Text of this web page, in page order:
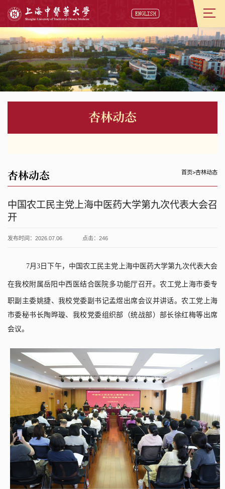
杏林动态
杏林动态 首页>杏林动态
中国农工民主党上海中医药大学第九次代表大会召
开
发布时间：2026.07.06 点击： 246
7月3 日 下午，中国农工民主党上海中医药大学第九次代表大会
在我校附属岳阳中西医结合医院多功能厅召开。农工党上海市委专
职副主委姚捷、 我校党委副书记孟煜出席会议并讲话。农工党上海
市委秘书长陶晔璇、 我校党委组织部（统战部）部长徐红梅等出席
会议。